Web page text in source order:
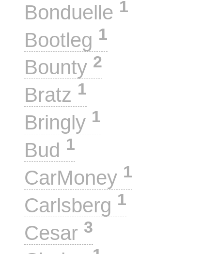
Bonduelle 1
Bootleg 1
Bounty 2
Bratz 1
Bringly 1
Bud 1
CarMoney 1
Carlsberg 1
Cesar 3